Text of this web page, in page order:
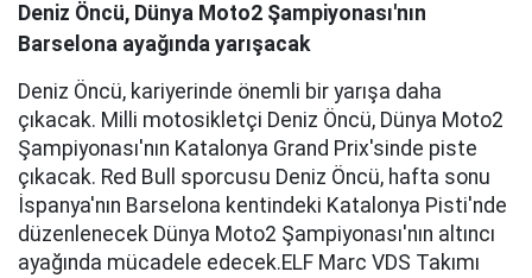
Deniz Öncü, Dünya Moto2 Şampiyonası'nın
Barselona ayağında yarışacak
Deniz Öncü, kariyerinde önemli bir yarışa daha
çıkacak. Milli motosikletçi Deniz Öncü, Dünya Moto2
Şampiyonası'nın Katalonya Grand Prix'sinde piste
çıkacak. Red Bull sporcusu Deniz Öncü, hafta sonu
İspanya'nın Barselona kentindeki Katalonya Pisti'nde
düzenlenecek Dünya Moto2 Şampiyonası'nın altıncı
ayağında mücadele edecek.ELF Marc VDS Takımı